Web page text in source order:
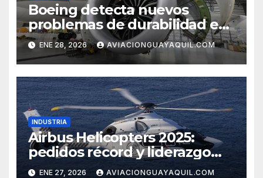
Boeing detecta nuevos
problemas de durabilidad en
los motores del 777-9
ENE 28, 2026 AVIACIONGUAYAQUIL.COM
INDUSTRIA
Airbus Helicopters 2025:
pedidos récord y liderazgo
sostenido
ENE 27, 2026 AVIACIONGUAYAQUIL.COM